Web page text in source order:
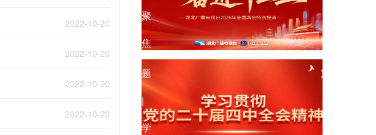
2022-10-20
2022-10-20
2022-10-20
2022-10-20
聚
焦
2026
年
全
专
题
|
学